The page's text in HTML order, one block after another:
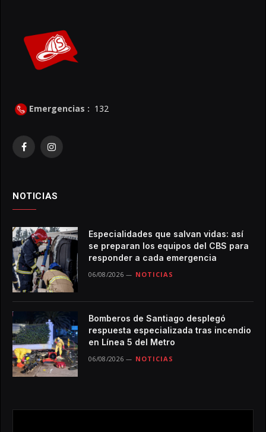
Emergencias : 132
FacebookInstagram
NOTICIAS
Especialidades que salvan vidas: así
se preparan los equipos del CBS para
responder a cada emergencia
06/08/2026 NOTICIAS
Bomberos de Santiago desplegó
respuesta especializada tras incendio
en Línea 5 del Metro
06/08/2026 NOTICIAS